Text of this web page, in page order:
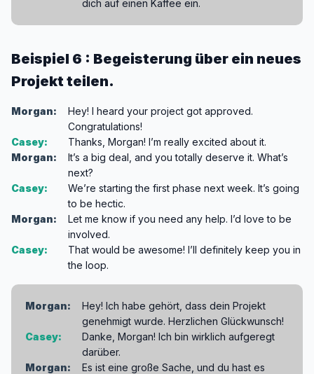
dich auf einen Kaffee ein.
Beispiel 6 : Begeisterung über ein neues
Projekt teilen.
Morgan:
Hey! I heard your project got approved.
Congratulations!
Casey:
Thanks, Morgan! I’m really excited about it.
Morgan:
It’s a big deal, and you totally deserve it. What’s
next?
Casey:
We’re starting the first phase next week. It’s going
to be hectic.
Morgan:
Let me know if you need any help. I’d love to be
involved.
Casey:
That would be awesome! I’ll definitely keep you in
the loop.
Morgan:
Hey! Ich habe gehört, dass dein Projekt
genehmigt wurde. Herzlichen Glückwunsch!
Casey:
Danke, Morgan! Ich bin wirklich aufgeregt
darüber.
Morgan:
Es ist eine große Sache, und du hast es